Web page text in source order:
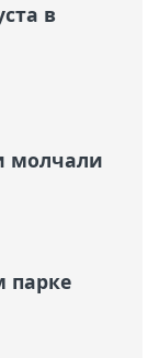
в
молчали
парке